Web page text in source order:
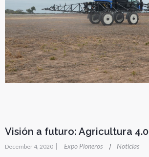
Visión a futuro: Agricultura 4.0
December 4, 2020 | Expo Pioneros | Noticias